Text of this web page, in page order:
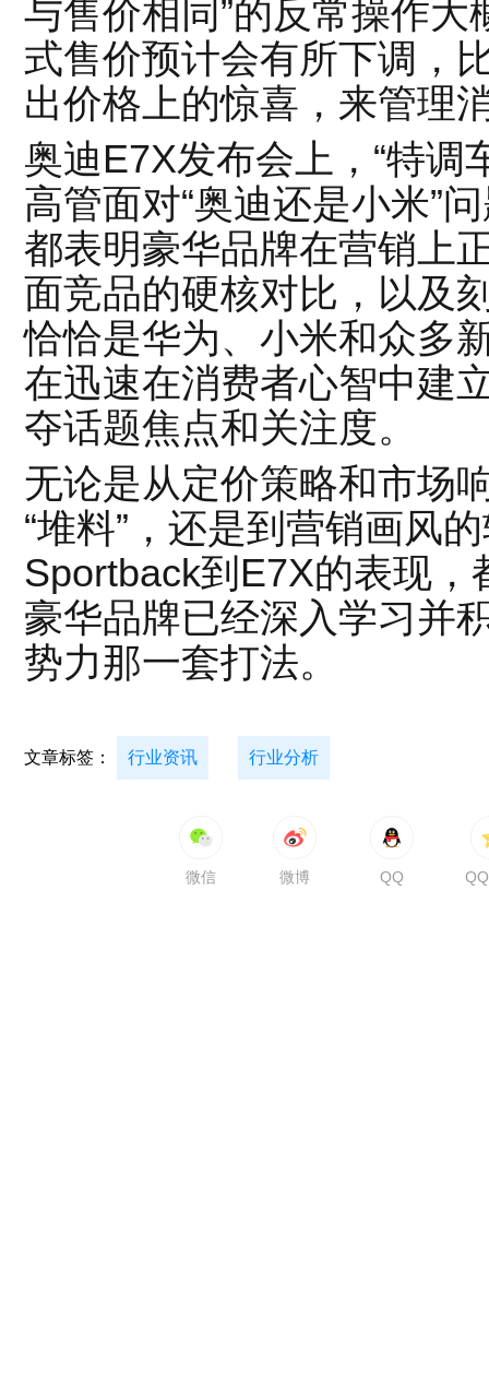
与售价相同”的反常操作
式售价预计会有所下调，
出价格上的惊喜，来管理
奥迪E7X发布会上，“特调
高管面对“奥迪还是小米”
都表明豪华品牌在营销上
面竞品的硬核对比，以及
恰恰是华为、小米和众多
在迅速在消费者心智中建
夺话题焦点和关注度。
无论是从定价策略和市场
“堆料”，还是到营销画风
Sportback到E7X的表现
豪华品牌已经深入学习并
势力那一套打法。
文章标签： 行业资讯 行业分析
微信 微博 QQ